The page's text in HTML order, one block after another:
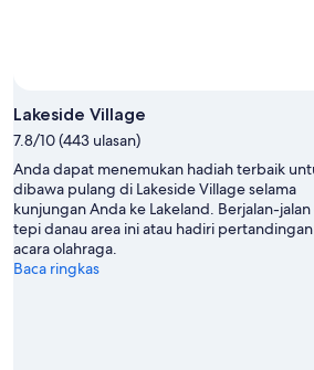
Lakeside Village
7.8/10 (443 ulasan)
Anda dapat menemukan hadiah terbaik
dibawa pulang di Lakeside Village selama
kunjungan Anda ke Lakeland. Berjalan-
tepi danau area ini atau hadiri pertandingan
acara olahraga.
Baca ringkas